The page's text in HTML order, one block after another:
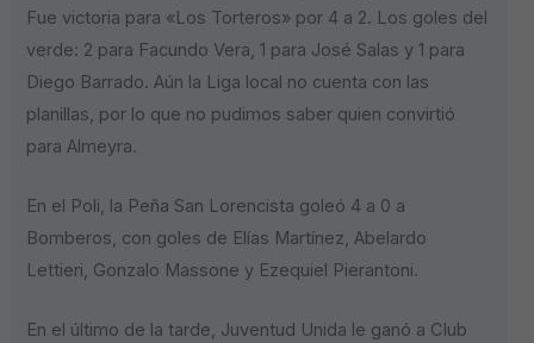
Fue victoria para «Los Torteros» por 4 a 2. Los goles del
verde: 2 para Facundo Vera, 1 para José Salas y 1 para
Diego Barrado. Aún la Liga local no cuenta con las
planillas, por lo que no pudimos saber quien convirtió
para Almeyra.
En el Poli, la Peña San Lorencista goleó 4 a 0 a
Bomberos, con goles de Elías Martínez, Abelardo
Lettieri, Gonzalo Massone y Ezequiel Pierantoni.
En el último de la tarde, Juventud Unida le ganó a Club